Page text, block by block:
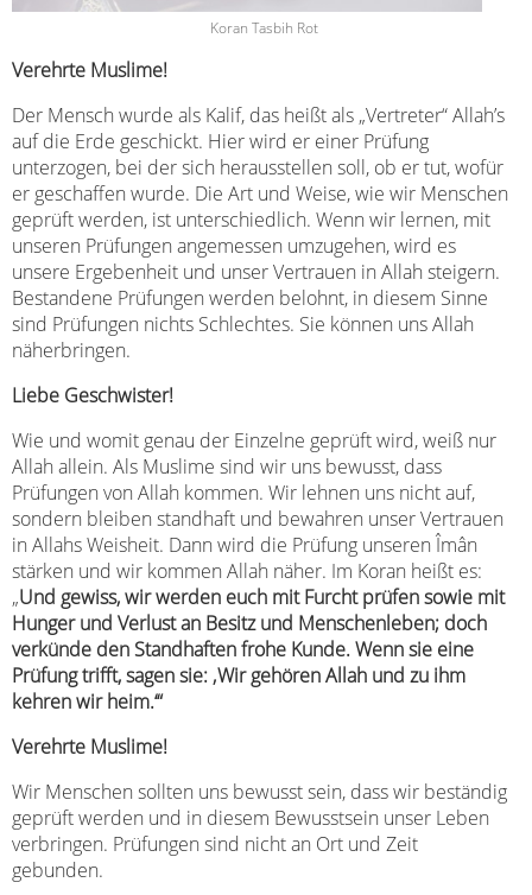
Koran Tasbih Rot
Verehrte Muslime!
Der Mensch wurde als Kalif, das heißt als „Vertreter“ Allah’s
auf die Erde geschickt. Hier wird er einer Prüfung
unterzogen, bei der sich herausstellen soll, ob er tut, wofür
er geschaffen wurde. Die Art und Weise, wie wir Menschen
geprüft werden, ist unterschiedlich. Wenn wir lernen, mit
unseren Prüfungen angemessen umzugehen, wird es
unsere Ergebenheit und unser Vertrauen in Allah steigern.
Bestandene Prüfungen werden belohnt, in diesem Sinne
sind Prüfungen nichts Schlechtes. Sie können uns Allah
näherbringen.
Liebe Geschwister!
Wie und womit genau der Einzelne geprüft wird, weiß nur
Allah allein. Als Muslime sind wir uns bewusst, dass
Prüfungen von Allah kommen. Wir lehnen uns nicht auf,
sondern bleiben standhaft und bewahren unser Vertrauen
in Allahs Weisheit. Dann wird die Prüfung unseren Îmân
stärken und wir kommen Allah näher. Im Koran heißt es:
„Und gewiss, wir werden euch mit Furcht prüfen sowie mit
Hunger und Verlust an Besitz und Menschenleben; doch
verkünde den Standhaften frohe Kunde. Wenn sie eine
Prüfung trifft, sagen sie: ‚Wir gehören Allah und zu ihm
kehren wir heim.‘“
Verehrte Muslime!
Wir Menschen sollten uns bewusst sein, dass wir beständig
geprüft werden und in diesem Bewusstsein unser Leben
verbringen. Prüfungen sind nicht an Ort und Zeit
gebunden.